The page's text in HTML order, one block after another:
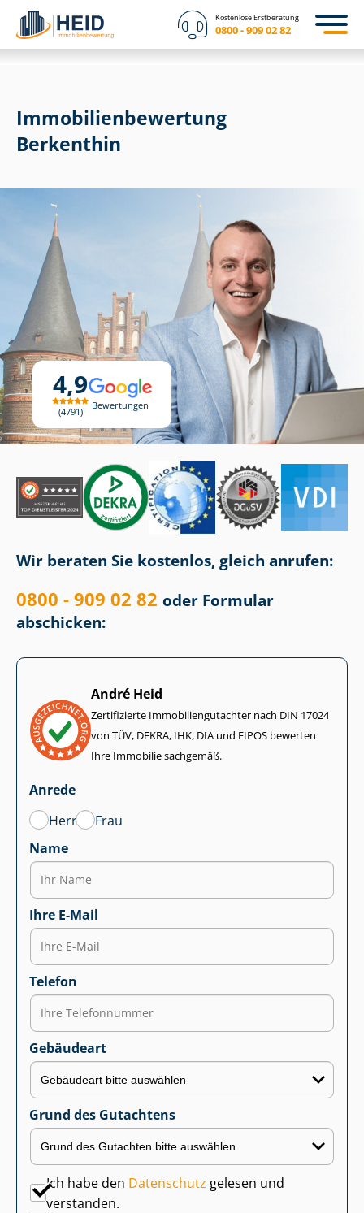
Kostenlose Erstberatung
0800 - 909 02 82
4,9
4791
Bewertungen
Immobilien­bewertung
Berkenthin
Wir beraten Sie kostenlos, gleich anrufen:
0800 - 909 02 82 oder Formular
abschicken:
André Heid
Zertifizierte Im­mo­bi­li­en­gut­ach­ter nach DIN 17024
von TÜV, DEKRA, IHK, DIA und EIPOS bewerten
Ihre Immobilie sachgemäß.
Anrede
Herr
Frau
Name
Ihre E-Mail
Telefon
Gebäudeart
Grund des Gutachtens
Ich habe den Datenschutz gelesen und
verstanden.